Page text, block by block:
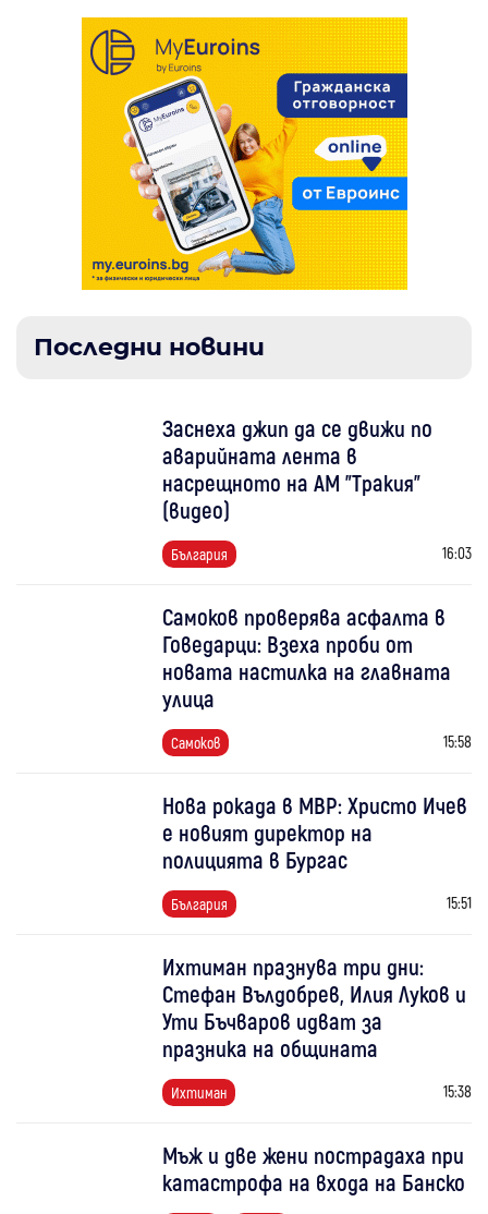
Последни новини
Заснеха джип да се движи по
аварийната лента в
насрещното на АМ "Тракия"
(видео)
България 16:03
Самоков проверява асфалта в
Говедарци: Взеха проби от
новата настилка на главната
улица
Самоков 15:58
Нова рокада в МВР: Христо Ичев
е новият директор на
полицията в Бургас
България 15:51
Ихтиман празнува три дни:
Стефан Вълдобрев, Илия Луков и
Ути Бъчваров идват за
празника на общината
Ихтиман 15:38
Мъж и две жени пострадаха при
катастрофа на входа на Банско